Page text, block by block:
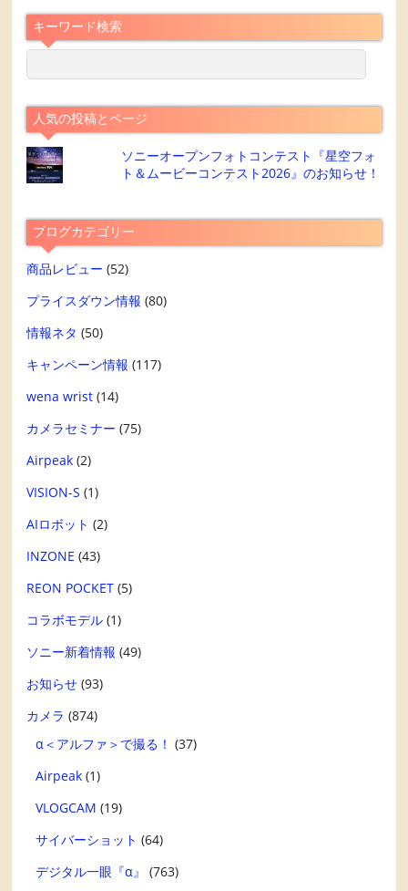
キーワード検索
人気の投稿とページ
ソニーオープンフォトコンテスト『星空フォ
ト＆ムービーコンテスト2026』のお知らせ！
ブログカテゴリー
商品レビュー (52)
プライスダウン情報 (80)
情報ネタ (50)
キャンペーン情報 (117)
wena wrist (14)
カメラセミナー (75)
Airpeak (2)
VISION-S (1)
AIロボット (2)
INZONE (43)
REON POCKET (5)
コラボモデル (1)
ソニー新着情報 (49)
お知らせ (93)
カメラ (874)
α＜アルファ＞で撮る！ (37)
Airpeak (1)
VLOGCAM (19)
サイバーショット (64)
デジタル一眼『α』
(763)